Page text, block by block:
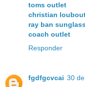
toms outlet
christian
ray ban
coach outlet
Responder
fgdfgcvcai 30